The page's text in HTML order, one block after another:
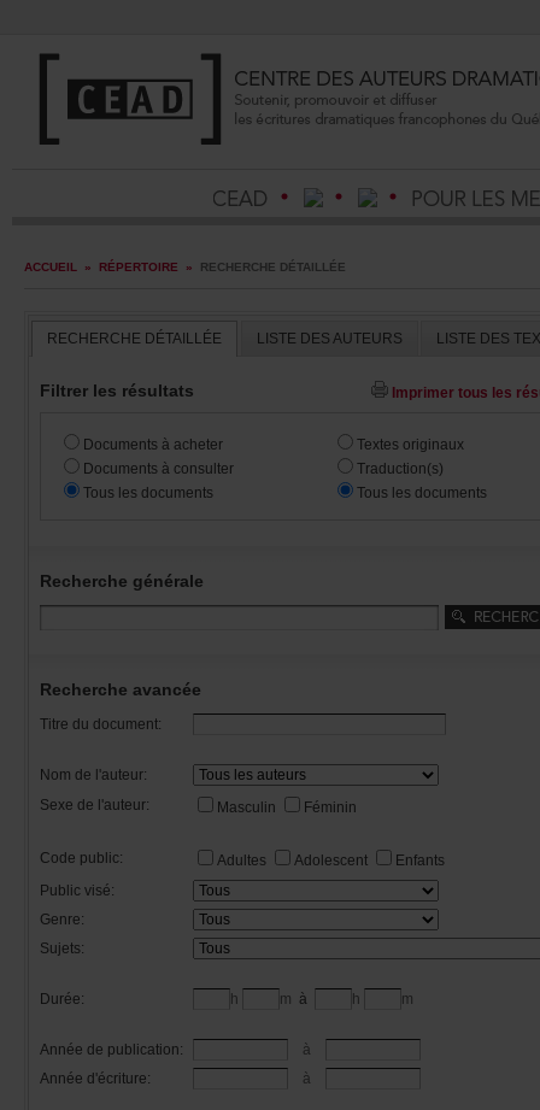
ACCUEIL » RÉPERTOIRE » RECHERCHEDÉTAILLÉE
RECHERCHEDÉTAILLÉE LISTEDESAUTEURS
Filtrerlesrésultats
Documentsàacheter
Documentsàconsulter
Touslesdocuments
Textesoriginaux
Traduction(s)
Touslesdocuments
Recherchegénérale
Rechercheavancée
Titredudocument:
Nomdel'auteur:
Sexedel'auteur:
Masculin Féminin
Codepublic: Adultes Adolescent
Enfants
Publicvisé:
Genre:
Sujets:
Durée: h m à h m
Annéedepublication:
à
Annéed'écriture:
à